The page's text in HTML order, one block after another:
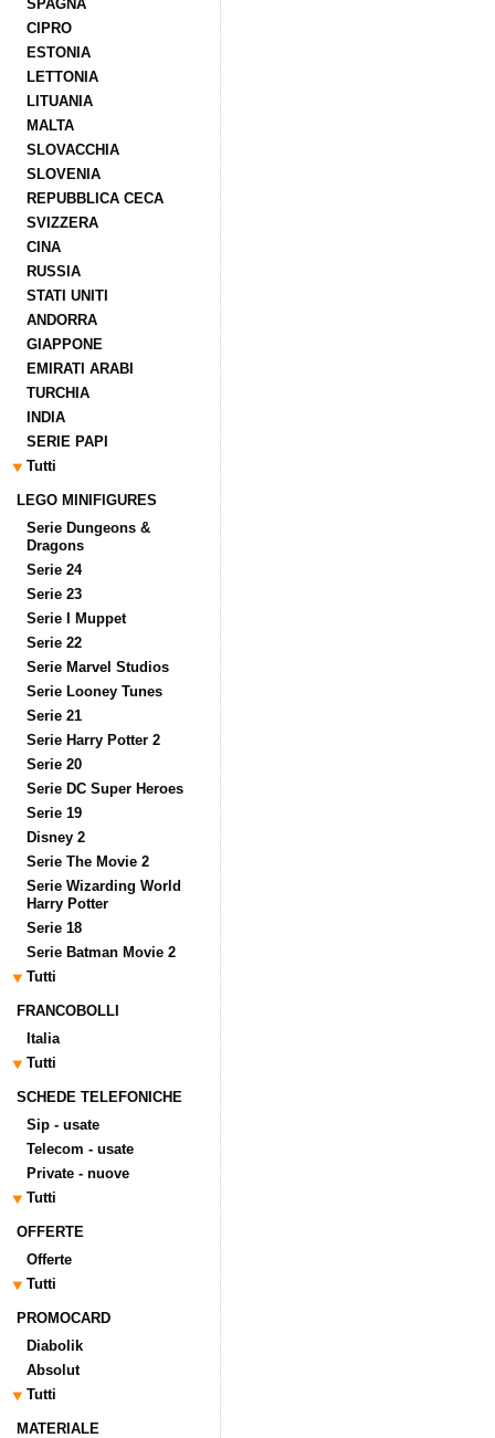
SPAGNA
CIPRO
ESTONIA
LETTONIA
LITUANIA
MALTA
SLOVACCHIA
SLOVENIA
REPUBBLICA CECA
SVIZZERA
CINA
RUSSIA
STATI UNITI
ANDORRA
GIAPPONE
EMIRATI ARABI
TURCHIA
INDIA
SERIE PAPI
Tutti
LEGO MINIFIGURES
Serie Dungeons &
Dragons
Serie 24
Serie 23
Serie I Muppet
Serie 22
Serie Marvel Studios
Serie Looney Tunes
Serie 21
Serie Harry Potter 2
Serie 20
Serie DC Super Heroes
Serie 19
Disney 2
Serie The Movie 2
Serie Wizarding World
Harry Potter
Serie 18
Serie Batman Movie 2
Tutti
FRANCOBOLLI
Italia
Tutti
SCHEDE TELEFONICHE
Sip - usate
Telecom - usate
Private - nuove
Tutti
OFFERTE
Offerte
Tutti
PROMOCARD
Diabolik
Absolut
Tutti
MATERIALE